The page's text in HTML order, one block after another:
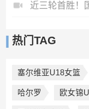
热门TAG
塞尔维亚U18女篮
哈尔罗 欧女锦